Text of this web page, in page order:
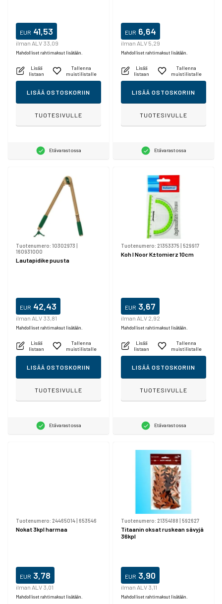
EUR 41,53
ilman ALV 33,09
Mahdolliset rahtimaksut lisätään.
Lisää
listaan
Tallenna
muistilistalle
LISÄÄ OSTOSKORIIN
TUOTESIVULLE
Etävarastossa
EUR 6,64
ilman ALV 5,29
Mahdolliset rahtimaksut lisätään.
Lisää
listaan
Tallenna
muistilistalle
LISÄÄ OSTOSKORIIN
TUOTESIVULLE
Etävarastossa
Tuotenumero: 10302973
160931000
Lautapidike puusta
EUR 42,43
ilman ALV 33,81
Mahdolliset rahtimaksut lisätään.
Lisää
listaan
Tallenna
muistilistalle
LISÄÄ OSTOSKORIIN
TUOTESIVULLE
Etävarastossa
Tuotenumero: 21353375 529917
Koh I Noor K±tomierz 10cm
EUR 3,67
ilman ALV 2,92
Mahdolliset rahtimaksut lisätään.
Lisää
listaan
Tallenna
muistilistalle
LISÄÄ OSTOSKORIIN
TUOTESIVULLE
Etävarastossa
Tuotenumero: 24465014| 653546
Nokat 3kpl harmaa
EUR 3,78
ilman ALV 3,01
Mahdolliset rahtimaksut lisätään.
Tuotenumero: 21354188 | 592627
Titaanin oksat ruskean sävyjä
36kpl
EUR 3,90
ilman ALV 3,11
Mahdolliset rahtimaksut lisätään.